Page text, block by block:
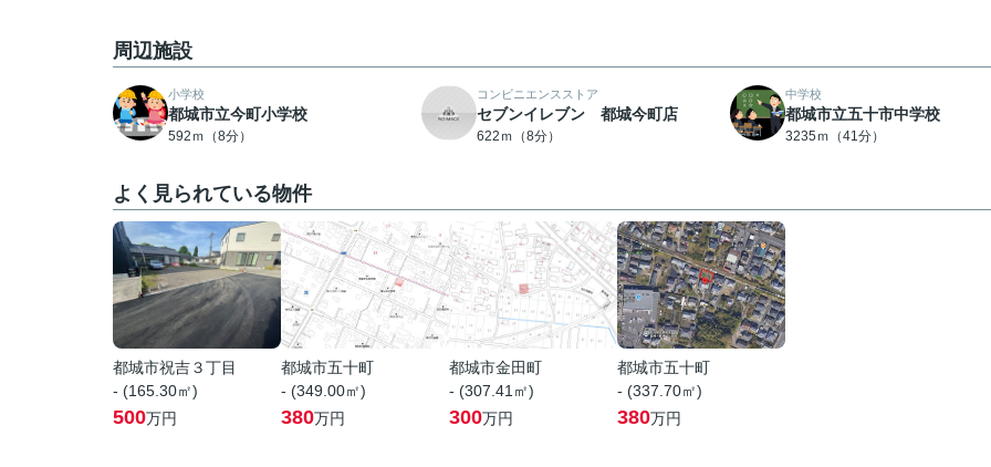
周辺施設
小学校
都城市立今町小学校
592ｍ（8分）
コンビニエンスストア
セブンイレブン 都城今町店
622ｍ（8分）
中学校
都城市立五十市中学校
3235ｍ（41分）
よく見られている物件
都城市祝吉３丁目
- (165.30㎡)
500万円
都城市五十町
- (349.00㎡)
380万円
都城市金田町
- (307.41㎡)
300万円
都城市五十町
- (337.70㎡)
380万円